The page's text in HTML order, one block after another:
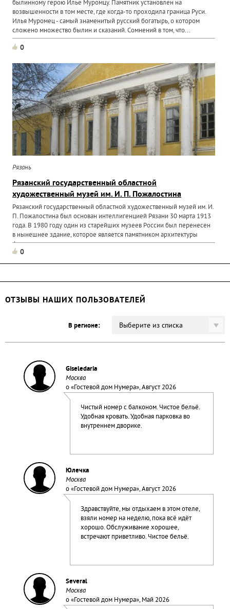
былинному герою Илье Муромцу. Памятник установлен на
возвышенности в том месте, где когда-то проходила граница Руси.
Илья Муромец - самый знаменитый русский богатырь, о котором
сложено множество былин и сказаний. Сомнений в том, что...
0
Рязань
Рязанский государственный областной
художественный музей им. И. П. Пожалостина
Рязанский государственный областной художественный музей им. И.
П. Пожалостина был основан интеллигенцией Рязани 30 марта 1913
года. В 1980 году один из старейших музеев России был перенесен
в нынешнее здание, которое является памятником архитектуры
федерального значения в стиле классицизма конца...
0
ОТЗЫВЫ НАШИХ ПОЛЬЗОВАТЕЛЕЙ
В регионе: Выберите из списка
Giseledaria
Москва
о «Гостевой дом Нумера», Август 2026
Чистый номер с балконом. Чистое бельё.
Удобная кровать. Удобная парковка во
внутреннем дворике.
Юлечка
Москва
о «Гостевой дом Нумера», Август 2026
Здравствуйте, мы отдыхаем в этом отеле,
взяли номер на неделю, пока всё идёт
хорошо. Обслуживание хорошее,
встречают приветливо. Чистое бельё.
Several
Москва
о «Гостевой дом Нумера», Май 2026